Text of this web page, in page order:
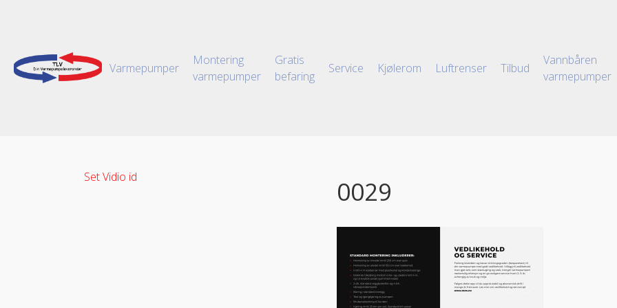
Varmepumper
Montering
varmepumper
Gratis
befaring
Service Kjølerom Luftrenser Tilbud
Vannbåren
varmepumper
0029
Set Vidio id